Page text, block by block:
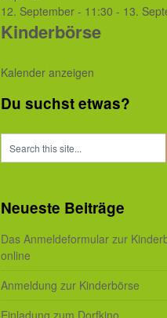
12. September - 11:30 - 13.
Kinderbörse
Kalender anzeigen
Du suchst etwas?
Neueste Beiträge
Das Anmeldeformular zur
online
Anmeldung zur Kinderbörse
Einladung zum Dorfkino